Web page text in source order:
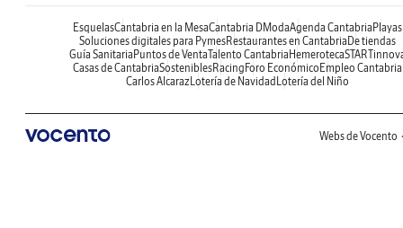
EsquelasCantabria en la MesaCantabria DModaAgenda CantabriaPlayas
Soluciones digitales para PymesRestaurantes en CantabriaDe tiendas
Guía SanitariaPuntos de VentaTalento CantabriaHemeroteca
Casas de CantabriaSosteniblesRacingForo EconómicoEmpleo Cantabria
Carlos AlcarazLotería de NavidadLotería del Niño
Webs de Vocento